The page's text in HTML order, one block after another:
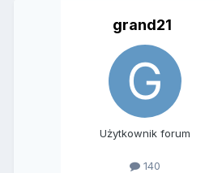
grand21
Użytkownik forum
140